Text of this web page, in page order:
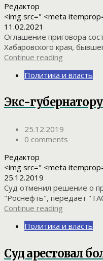
Редактор
<img src=" <meta
11.02.2021
Оглашение приговора
Хабаровского края,
Continue reading
Политика и власть
Экс-
25.12.2019
0 comments
Редактор
<img src=" <meta
25.12.2019
Суд отменил решение о
"Роснефть", передает
Continue reading
Политика и власть
Суд арестовал